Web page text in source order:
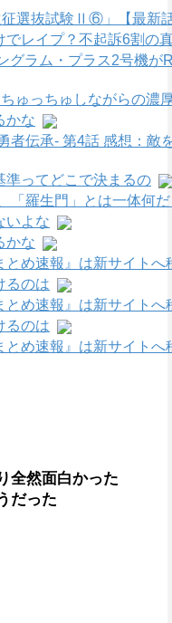
選抜試験Ⅱ⑥」【最新
でレイプ？不起訴6割の
グラム・プラス2号機
ゅっちゅしながらの濃
かな
者伝承- 第4話 感想：敵
準ってどこで決まるの
「羅生門」とは一体何
いよな
かな
とめ速報』は新サイトへ
るのは
とめ速報』は新サイトへ
るのは
とめ速報』は新サイトへ
全然面白かった
だった